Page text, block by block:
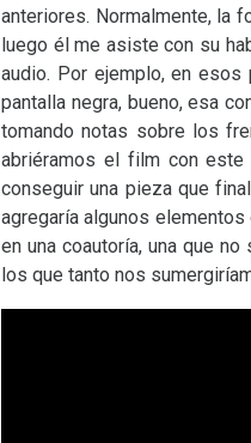
anteriores. Normalmente, la
luego él me asiste con su
audio. Por ejemplo, en
pantalla negra, bueno, esa
tomando notas sobre los
abriéramos el film con este
conseguir una pieza que
agregaría algunos
en una coautoría, una que
los que tanto nos